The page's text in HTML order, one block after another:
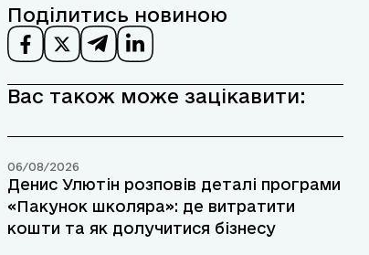
Поділитись новиною
Вас також може зацікавити:
06/08/2026
Денис Улютін розповів деталі програми
«Пакунок школяра»: де витратити
кошти та як долучитися бізнесу